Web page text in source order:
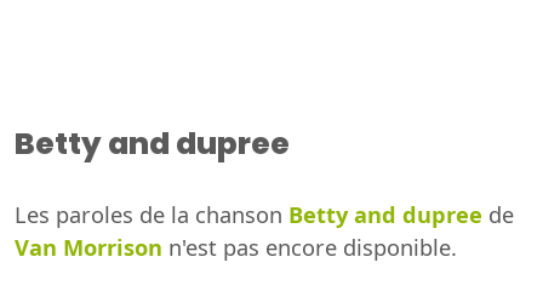
Betty and dupree
Les paroles de la chanson Betty and dupree de
Van Morrison n'est pas encore disponible.